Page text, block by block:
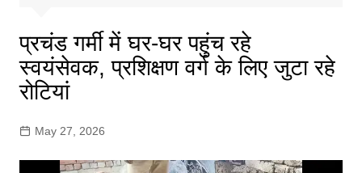
प्रचंड गर्मी में घर-घर पहुंच रहे
स्वयंसेवक, प्रशिक्षण वर्ग के लिए जुटा रहे
रोटियां
May 27, 2026